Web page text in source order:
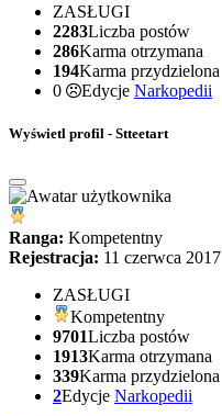
ZASŁUGI
2283Liczba postów
286Karma otrzymana
194Karma przydzielona
0
Edycje Narkopedii
Wyświetl profil - Stteetart
Ranga: Kompetentny
Rejestracja: 11 czerwca 2017
ZASŁUGI
Kompetentny
9701Liczba postów
1913Karma otrzymana
339Karma przydzielona
2Edycje Narkopedii